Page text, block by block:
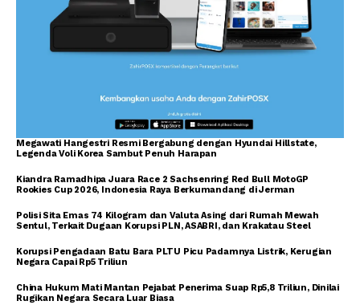
Megawati Hangestri Resmi Bergabung dengan Hyundai Hillstate,
Legenda Voli Korea Sambut Penuh Harapan
Kiandra Ramadhipa Juara Race 2 Sachsenring Red Bull MotoGP
Rookies Cup 2026, Indonesia Raya Berkumandang di Jerman
Polisi Sita Emas 74 Kilogram dan Valuta Asing dari Rumah Mewah
Sentul, Terkait Dugaan Korupsi PLN, ASABRI, dan Krakatau Steel
Korupsi Pengadaan Batu Bara PLTU Picu Padamnya Listrik, Kerugian
Negara Capai Rp5 Triliun
China Hukum Mati Mantan Pejabat Penerima Suap Rp5,8 Triliun, Dinilai
Rugikan Negara Secara Luar Biasa